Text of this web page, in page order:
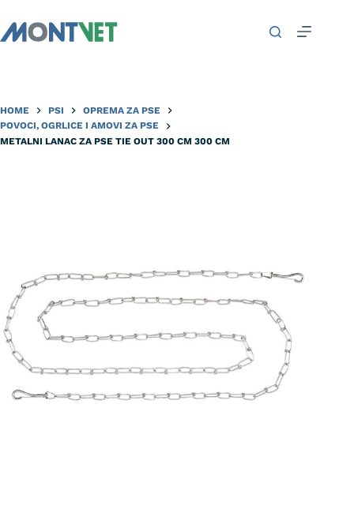
HOME PSI
OPREMA ZA PSE
POVOCI, OGRLICE I AMOVI ZA PSE
METALNI LANAC ZA PSE TIE OUT 300 CM 300 CM